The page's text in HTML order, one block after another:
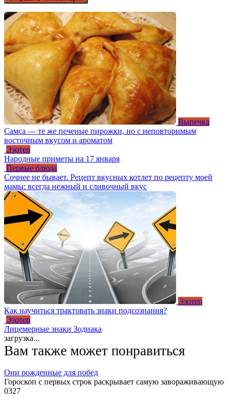
Выпечка
Cамса — те же печеные пирожки, но с неповторимым
восточным вкусом и ароматом
Эзотер
Народные приметы на 17 января
Первые блюда
Сочнее не бывает. Рецепт вкусных котлет по рецепту моей
мамы: всегда нежный и сливочный вкус
Эзотер
Как научиться трактовать знаки подсознания?
Эзотер
Лицемерные знаки Зодиака
загрузка...
Вам также может понравиться
Они рожденные для побед
Гороскоп с первых строк раскрывает самую завораживающую
0327